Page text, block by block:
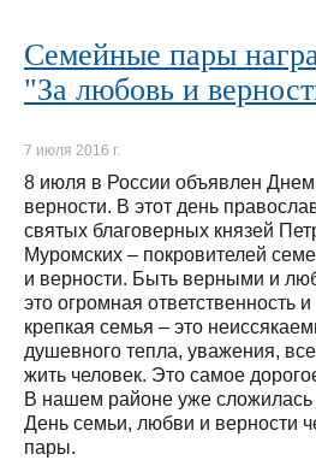
Семейные пары
"За любовь и
7 июля 2016 г.
8 июля в России объявлен
верности. В этот день
святых благоверных князей
Муромских – покровителей
и верности. Быть верными и
это огромная ответственность
крепкая семья – это
душевного тепла, уважения,
жить человек. Это самое
В нашем районе уже сложилась
День семьи, любви и верности
пары.